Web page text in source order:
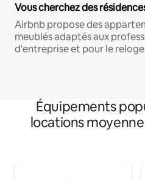
Vous cherchez des
Airbnb propose des
meublés adaptés aux
d'entreprise et pour le
Équipements
locations